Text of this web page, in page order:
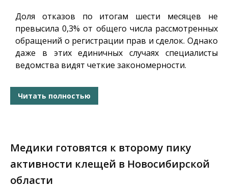
Доля отказов по итогам шести месяцев не
превысила 0,3% от общего числа рассмотренных
обращений о регистрации прав и сделок. Однако
даже в этих единичных случаях специалисты
ведомства видят четкие закономерности.
Читать полностью
Медики готовятся к второму пику
активности клещей в Новосибирской
области